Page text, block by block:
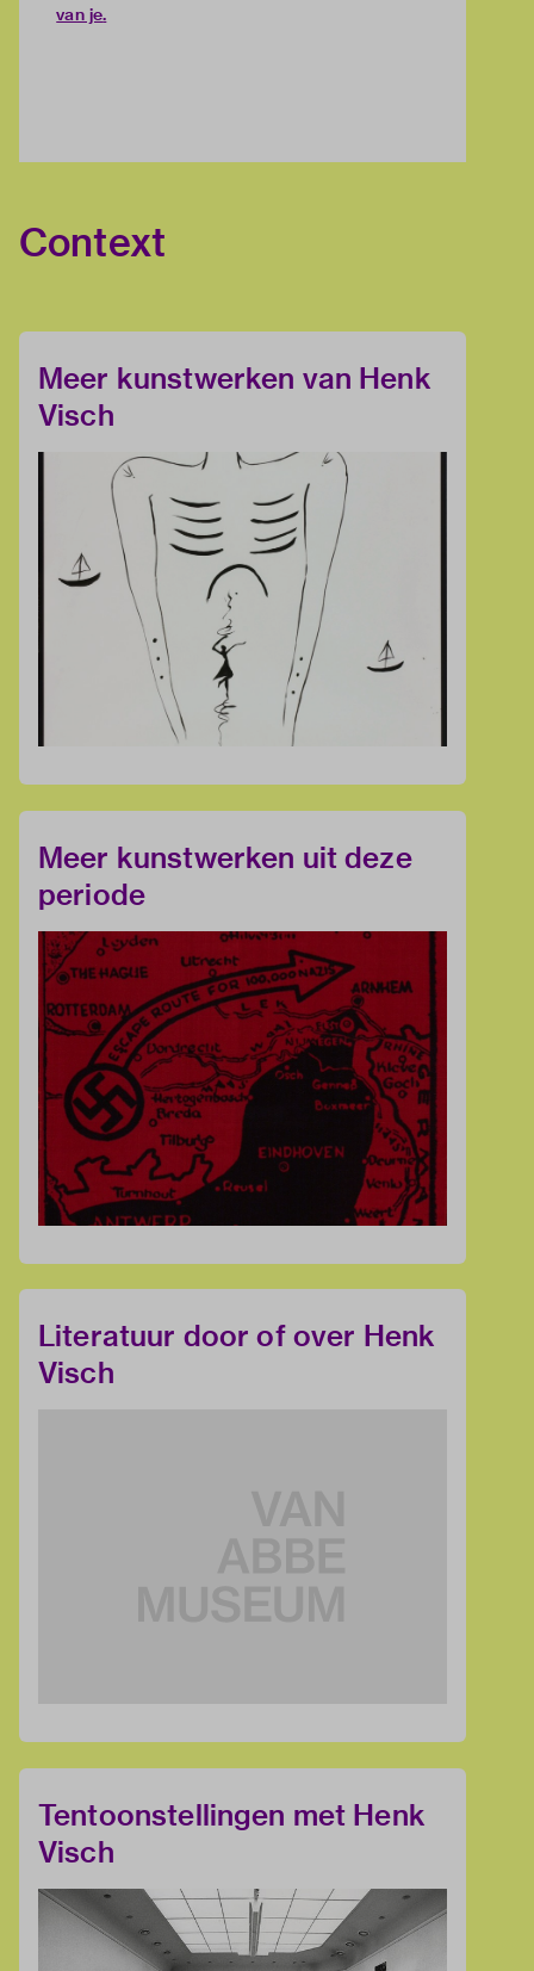
van je.
Context
Meer kunstwerken van Henk
Visch
Meer kunstwerken uit deze
periode
Literatuur door of over Henk
Visch
Tentoonstellingen met Henk
Visch